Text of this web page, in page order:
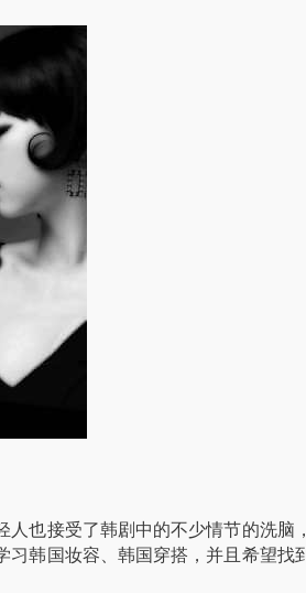
也接受了韩剧中的不少情节的洗脑
韩国妆容、韩国穿搭，并且希望找